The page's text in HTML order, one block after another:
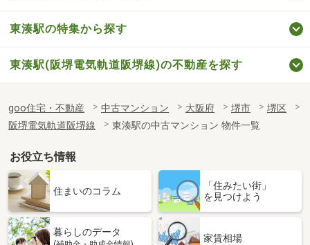
東湊駅の特集から探す
東湊駅(阪堺電気軌道阪堺線)の不動産を探す
goo住宅・不動産 中古マンション 大阪府 堺市
堺区
阪堺電気軌道阪堺線
東湊駅の中古マンション 物件一覧
お役立ち情報
住まいのコラム
「住みたい街」
を見つけよう
暮らしのデータ
家賃相場